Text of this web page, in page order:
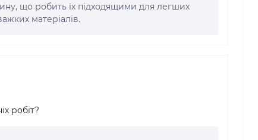
що робить їх підходящими для легших
матеріалів.
робіт?